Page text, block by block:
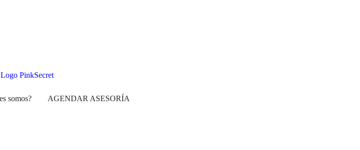
somos? AGENDAR ASESORÍA